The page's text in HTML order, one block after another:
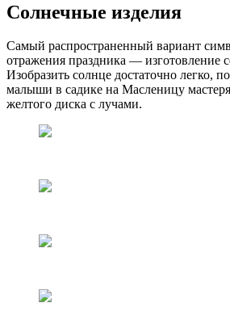
Солнечные изделия
Самый распространенный вариант
отражения праздника — изготовление
Изобразить солнце достаточно легко,
малыши в садике на Масленицу
желтого диска с лучами.